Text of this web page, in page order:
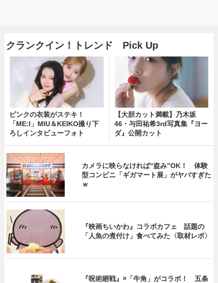
クランクイン！トレンド Pick Up
ピンクの衣装がステキ！
「ME:I」MIU＆KEIKO撮り下
ろしインタビューフォト
【大胆カット満載】乃木坂
46・与田祐希3rd写真集『ヨー
ダ』公開カット
カメラに映らなければ“盗み”OK！ 体験
型コンビニ「ギガマート展」がヤバすぎた
ｗ
『映画ちいかわ』コラボカフェ 話題の
「人魚の煮付け」食べてみた〈取材レポ〉
『呪術廻戦』×「牛角」がコラボ！ 五条